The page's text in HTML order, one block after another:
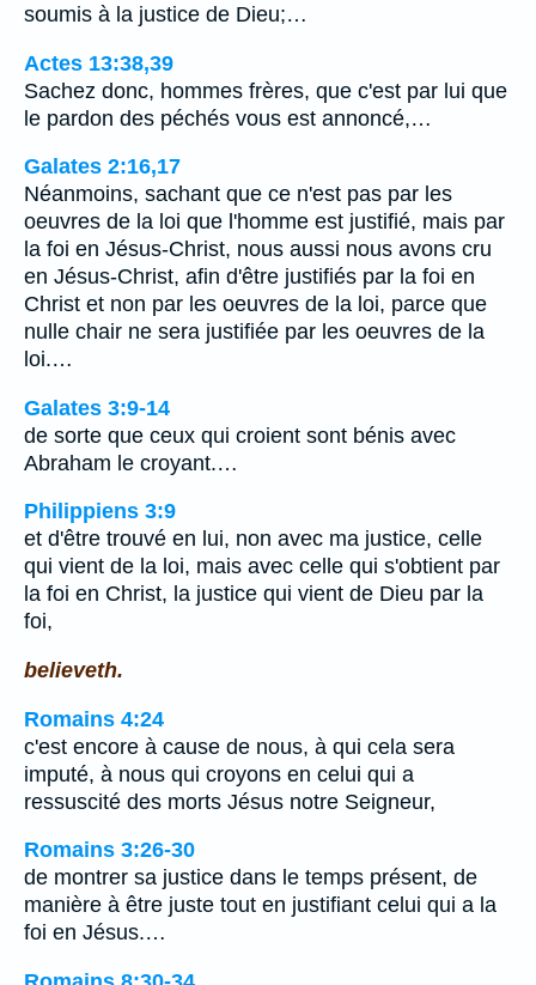
soumis à la justice de Dieu;…
Actes 13:38,39
Sachez donc, hommes frères, que c'est par lui que
le pardon des péchés vous est annoncé,…
Galates 2:16,17
Néanmoins, sachant que ce n'est pas par les
oeuvres de la loi que l'homme est justifié, mais par
la foi en Jésus-Christ, nous aussi nous avons cru
en Jésus-Christ, afin d'être justifiés par la foi en
Christ et non par les oeuvres de la loi, parce que
nulle chair ne sera justifiée par les oeuvres de la
loi.…
Galates 3:9-14
de sorte que ceux qui croient sont bénis avec
Abraham le croyant.…
Philippiens 3:9
et d'être trouvé en lui, non avec ma justice, celle
qui vient de la loi, mais avec celle qui s'obtient par
la foi en Christ, la justice qui vient de Dieu par la
foi,
believeth.
Romains 4:24
c'est encore à cause de nous, à qui cela sera
imputé, à nous qui croyons en celui qui a
ressuscité des morts Jésus notre Seigneur,
Romains 3:26-30
de montrer sa justice dans le temps présent, de
manière à être juste tout en justifiant celui qui a la
foi en Jésus.…